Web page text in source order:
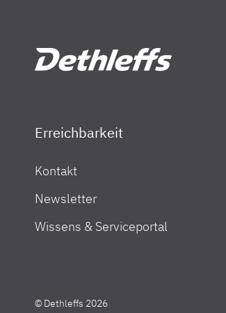
Dethleffs Händlersuche
Erreichbarkeit
Kontakt
Newsletter
Wissens & Serviceportal
© Dethleffs 2026